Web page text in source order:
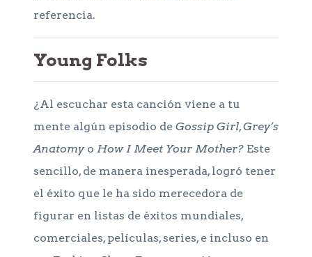
referencia.
Young Folks
¿Al escuchar esta canción viene a tu
mente algún episodio de Gossip Girl,Grey’s
Anatomyo How I Meet Your Mother? Este
sencillo, de manera inesperada, logró tener
el éxito que le ha sido merecedora de
figurar en listas de éxitos mundiales,
comerciales, películas, series, e incluso en